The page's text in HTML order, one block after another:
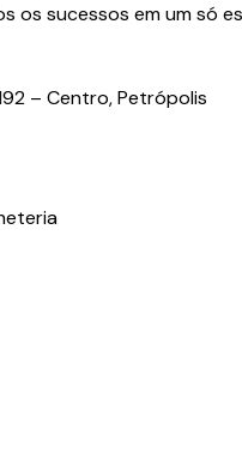
os sucessos em um só
– Centro, Petrópolis